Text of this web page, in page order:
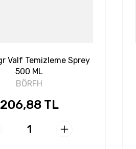
Valf Temizleme Sprey
500 ML
BÖRFH
206,88 TL